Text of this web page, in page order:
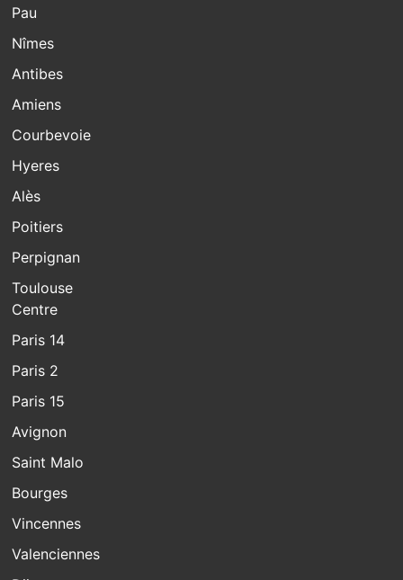
Pau
Nîmes
Antibes
Amiens
Courbevoie
Hyeres
Alès
Poitiers
Perpignan
Toulouse
Centre
Paris 14
Paris 2
Paris 15
Avignon
Saint Malo
Bourges
Vincennes
Valenciennes